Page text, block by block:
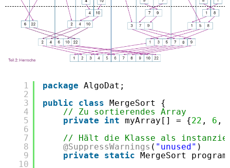
1
2
3
4
5
6
7
8
9
10
package AlgoDat;
public
class MergeSort {
// Zu sortierendes Array
private
int myArray[] = {22 , 6 ,
// Hält die Klasse als
@SuppressWarnings ( "unused" )
private
static MergeSort